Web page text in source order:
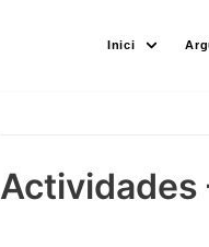
Inici
Actividades